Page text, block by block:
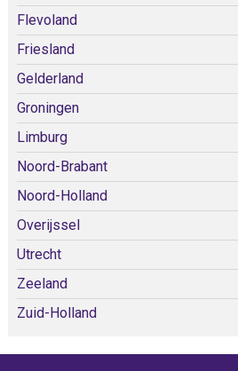
Flevoland
Friesland
Gelderland
Groningen
Limburg
Noord-Brabant
Noord-Holland
Overijssel
Utrecht
Zeeland
Zuid-Holland